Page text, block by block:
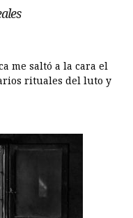
me saltó a la cara el
rituales del luto y